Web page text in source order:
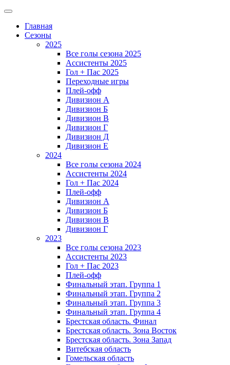
Главная
Сезоны
2025
Все голы сезона 2025
Ассистенты 2025
Гол + Пас 2025
Переходные игры
Плей-офф
Дивизион A
Дивизион Б
Дивизион В
Дивизион Г
Дивизион Д
Дивизион Е
2024
Все голы сезона 2024
Ассистенты 2024
Гол + Пас 2024
Плей-офф
Дивизион A
Дивизион Б
Дивизион В
Дивизион Г
2023
Все голы сезона 2023
Ассистенты 2023
Гол + Пас 2023
Плей-офф
Финальный этап. Группа 1
Финальный этап. Группа 2
Финальный этап. Группа 3
Финальный этап. Группа 4
Брестская область. Финал
Брестская область. Зона Восток
Брестская область. Зона Запад
Витебская область
Гомельская область